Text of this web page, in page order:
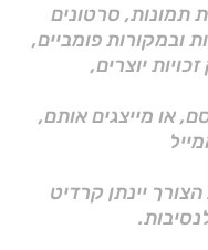
תמונות, סרטונים
ובמקורות פומביים,
27א לחוק זכויות יוצרים,
או מייצגים אותם,
יינתן קרדיט